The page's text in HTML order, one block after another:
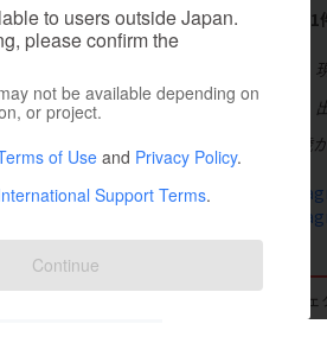
人気のプロジェクト 注目の
アート・写真
テクノロジー・ガジェット
映像・映画
ビジネス・起業
まちづくり・地域活性化
to users outside Japan.
please confirm the
not be available depending on
or project.
of Use and Privacy Policy.
Support Terms.
Continue
これまでに1
出身国：日本
和歌山県で6
プロジ